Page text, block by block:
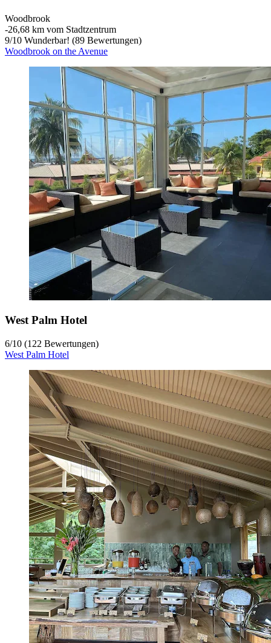
Woodbrook
‐26,68 km vom Stadtzentrum
9/10 Wunderbar! (89 Bewertungen)
Woodbrook on the Avenue
West Palm Hotel
6/10 (122 Bewertungen)
West Palm Hotel